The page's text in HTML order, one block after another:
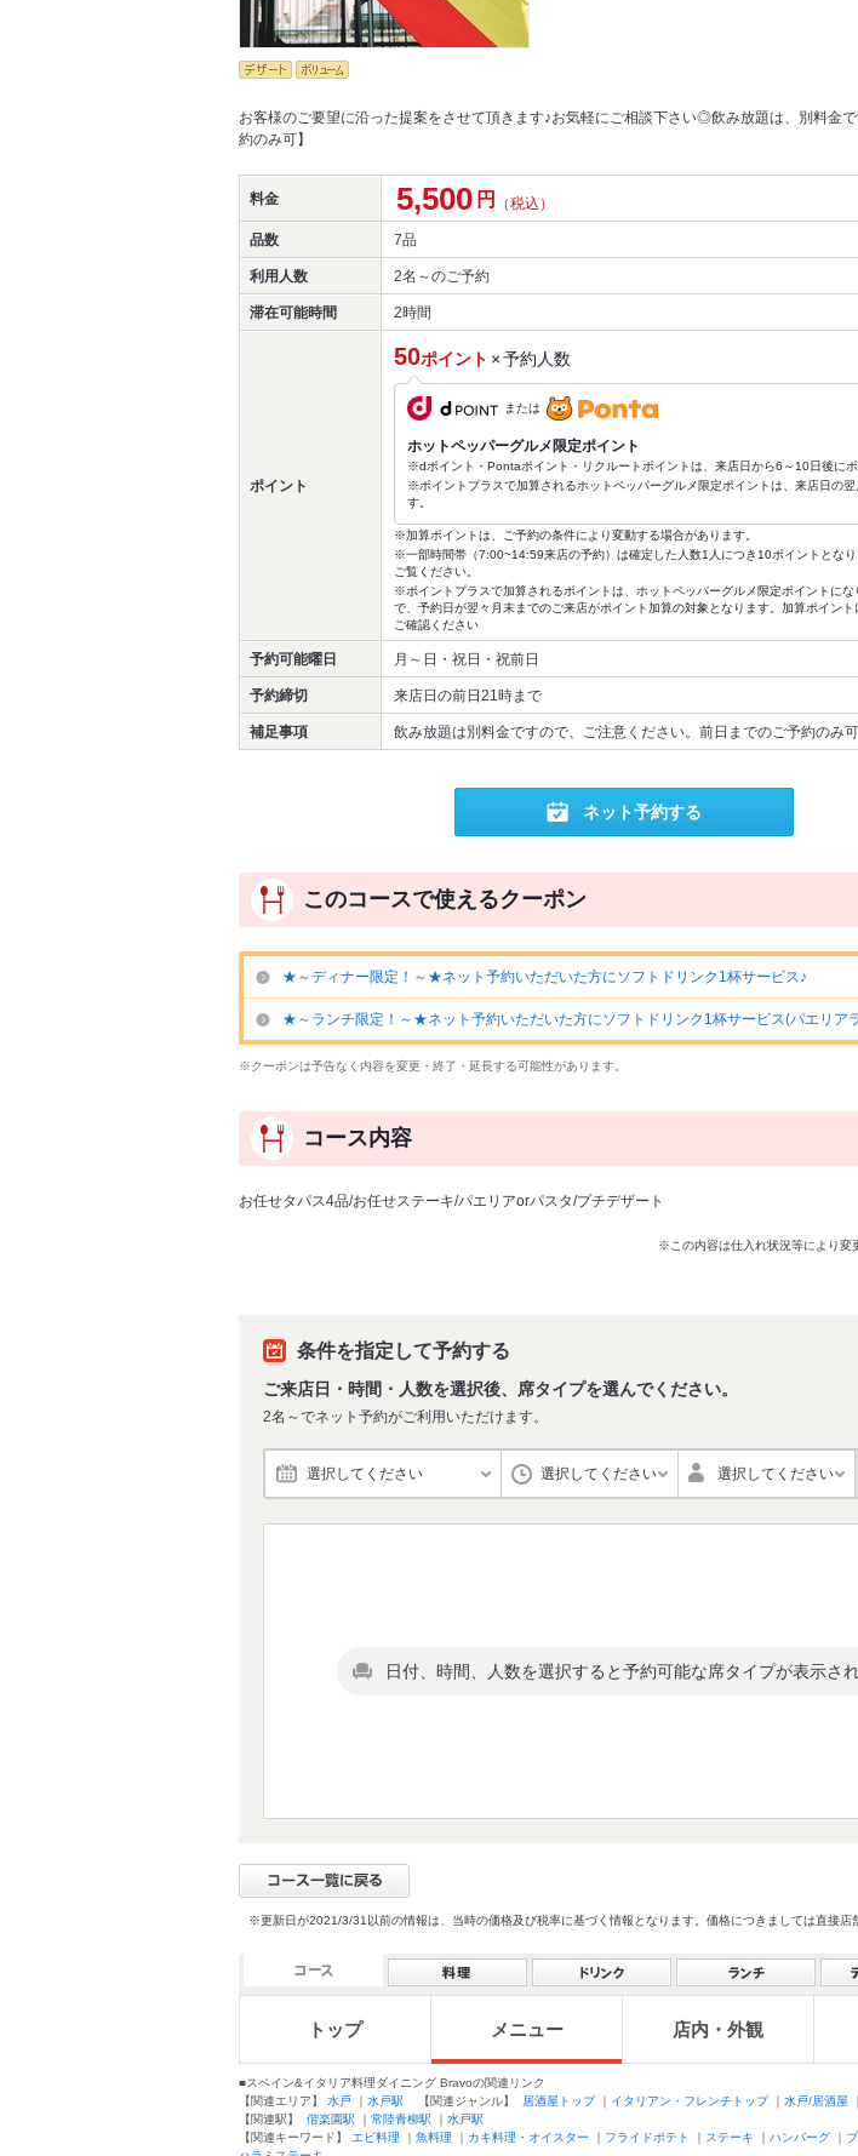
お客様のご要望に沿った提案をさせて頂きます♪お気軽にご相談下さい◎飲み放題は、別料金
約のみ可】
料金 5,500 円 （税込）
品数 7品
利用人数 2名～のご予約
滞在可能時間 2時間
ポイント
50ポイント ×予約人数
または
ホットペッパーグルメ限定ポイント
※dポイント・Pontaポイント・リクルートポイントは、来店日から6～10日後にポ
※ポイントプラスで加算されるホットペッパーグルメ限定ポイントは、来店日の
す。
※加算ポイントは、ご予約の条件により変動する場合があります。
※一部時間帯（7:00~14:59来店の予約）は確定した人数1人につき10ポイントとなり
ご覧ください。
※ポイントプラスで加算されるポイントは、ホットペッパーグルメ限定ポイントに
で、予約日が翌々月末までのご来店がポイント加算の対象となります。加算ポイント
ご確認ください
予約可能曜日 月～日・祝日・祝前日
予約締切 来店日の前日21時まで
補足事項 飲み放題は別料金ですので、ご注意ください。前日までのご予約のみ可
ネット予約する
このコースで使えるクーポン
★～ディナー限定！～★ネット予約いただいた方にソフトドリンク1杯サービス♪
★～ランチ限定！～★ネット予約いただいた方にソフトドリンク1杯サービス(パエリア
※クーポンは予告なく内容を変更・終了・延長する可能性があります。
コース内容
お任せタパス4品/お任せステーキ/パエリアorパスタ/プチデザート
※この内容は仕入れ状況等により変
条件を指定して予約する
ご来店日・時間・人数を選択後、席タイプを選んでください。
2名～でネット予約がご利用いただけます。
選択してください 選択してください 選択してください
日付、時間、人数を選択すると予約可能な席タイプが表示され
※更新日が2021/3/31以前の情報は、当時の価格及び税率に基づく情報となります。価格につきましては直接店
トップ メニュー 店内・外観
■スペイン&イタリア料理ダイニング Bravoの関連リンク
【関連エリア】 水戸 ｜ 水戸駅 【関連ジャンル】 居酒屋トップ｜ イタリアン・フレンチトップ｜ 水戸/居酒屋 ｜
【関連駅】 偕楽園駅 ｜ 常陸青柳駅 ｜ 水戸駅
【関連キーワード】 エビ料理 ｜ 魚料理 ｜ カキ料理・オイスター ｜ フライドポテト ｜ ステーキ ｜ ハンバーグ ｜